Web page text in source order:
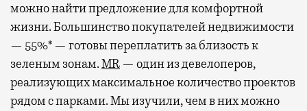
можно найти предложение для комфортной
жизни. Большинство покупателей недвижимости
— 55%* — готовы переплатить за близость к
зеленым зонам.MR — один из девелоперов,
реализующих максимальное количество проектов
рядом с парками. Мы изучили, чем в них можно